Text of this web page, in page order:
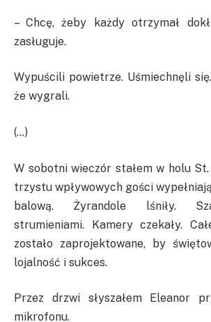
– Chcę, żeby każdy otrzymał
zasługuje.
Wypuścili powietrze. Uśmiechnęli
że wygrali.
(…)
W sobotni wieczór stałem w holu St.
trzystu wpływowych gości
balową. Żyrandole lśniły.
strumieniami. Kamery czekały.
zostało zaprojektowane, by
lojalność i sukces.
Przez drzwi słyszałem Eleanor
mikrofonu.